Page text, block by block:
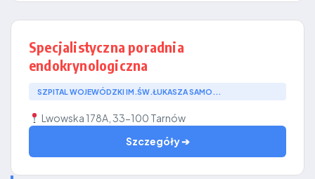
Specjalistyczna poradnia
endokrynologiczna
SZPITAL WOJEWÓDZKI IM.ŚW.ŁUKASZA SAMO...
Lwowska 178A, 33-100 Tarnów
Szczegóły ➔